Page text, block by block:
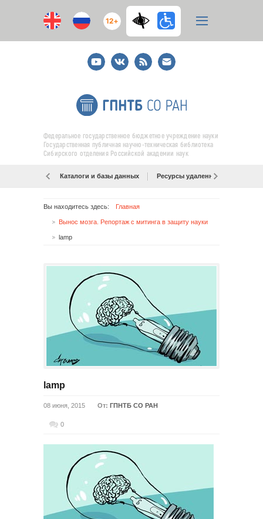
12+
YoutubeВКонтакте
RSS
E-
mail
подписка
Федеральное государственное бюджетное учреждение науки
Государственная публичная научно-техническая библиотека
Сибирского отделения Российской академии наук
Каталоги и базы данных Ресурсы удаленного доступа
Вы находитесь здесь: Главная
Вынос мозга. Репортаж с митинга в защиту науки
lamp
lamp
08 июня, 2015 От: ГПНТБ СО РАН
0